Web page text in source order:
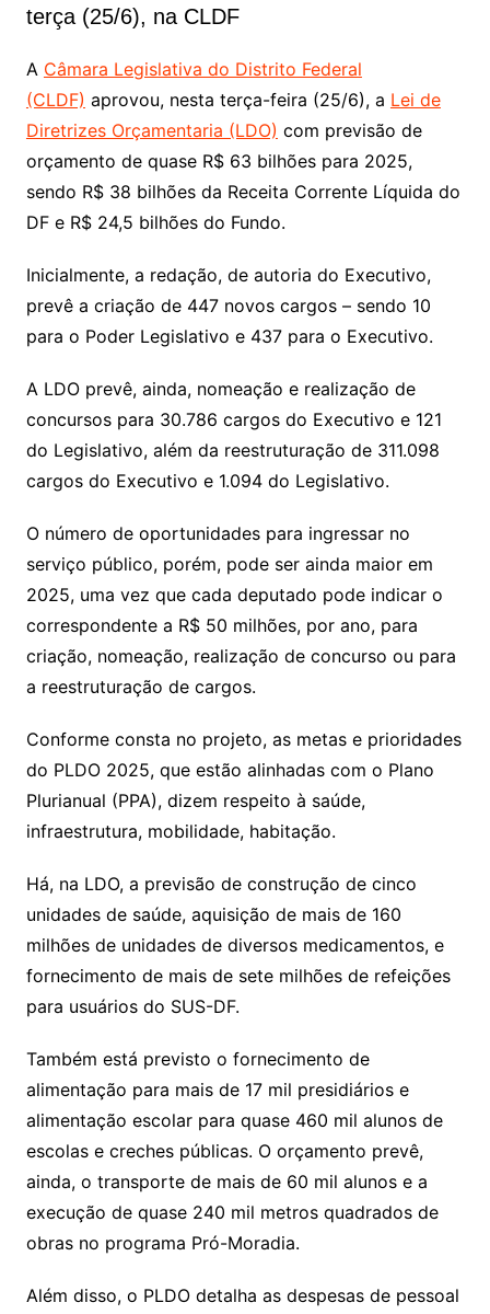
terça (25/6), na CLDF
A Câmara Legislativa do Distrito Federal
(CLDF) aprovou, nesta terça-feira (25/6), a Lei de
Diretrizes Orçamentaria (LDO) com previsão de
orçamento de quase R$ 63 bilhões para 2025,
sendo R$ 38 bilhões da Receita Corrente Líquida do
DF e R$ 24,5 bilhões do Fundo.
Inicialmente, a redação, de autoria do Executivo,
prevê a criação de 447 novos cargos – sendo 10
para o Poder Legislativo e 437 para o Executivo.
A LDO prevê, ainda, nomeação e realização de
concursos para 30.786 cargos do Executivo e 121
do Legislativo, além da reestruturação de 311.098
cargos do Executivo e 1.094 do Legislativo.
O número de oportunidades para ingressar no
serviço público, porém, pode ser ainda maior em
2025, uma vez que cada deputado pode indicar o
correspondente a R$ 50 milhões, por ano, para
criação, nomeação, realização de concurso ou para
a reestruturação de cargos.
Conforme consta no projeto, as metas e prioridades
do PLDO 2025, que estão alinhadas com o Plano
Plurianual (PPA), dizem respeito à saúde,
infraestrutura, mobilidade, habitação.
Há, na LDO, a previsão de construção de cinco
unidades de saúde, aquisição de mais de 160
milhões de unidades de diversos medicamentos, e
fornecimento de mais de sete milhões de refeições
para usuários do SUS-DF.
Também está previsto o fornecimento de
alimentação para mais de 17 mil presidiários e
alimentação escolar para quase 460 mil alunos de
escolas e creches públicas. O orçamento prevê,
ainda, o transporte de mais de 60 mil alunos e a
execução de quase 240 mil metros quadrados de
obras no programa Pró-Moradia.
Além disso, o PLDO detalha as despesas de pessoal